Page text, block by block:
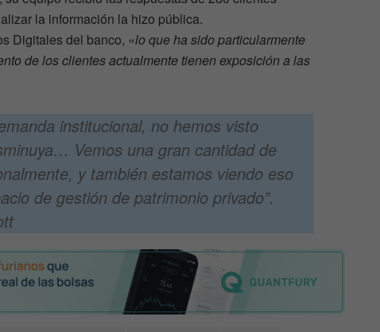
la información la hizo pública.
Digitales del banco, «lo que ha sido particularmente
de los clientes actualmente tienen exposición a las
institucional, no hemos visto
Vemos una gran cantidad de
y también estamos viendo eso
de gestión de patrimonio privado”.